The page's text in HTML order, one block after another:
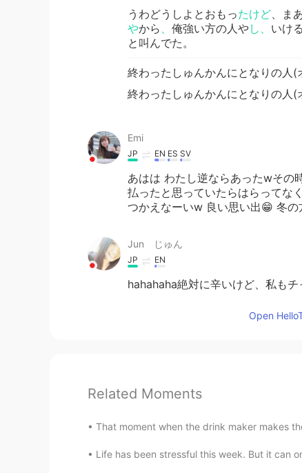
うわどうしよとおもったけど、ま
やから 、 俺強い方の人やし、 いけ
と叫んでた。
終わったしゅんかんにとなりの人
終わったしゅんかんにとなりの人
Emi
JP EN ES SV
あはは わたし逆ならあったwその
払ったと思っていたらはらってな
つかえなーいw 良い思い出😁 冬
Jun じゅん
JP EN
hahahaha絶対に辛いけど、私も
Open
Related Moments
That moment when the drink maker makes
Life has been stressful this week. But it can